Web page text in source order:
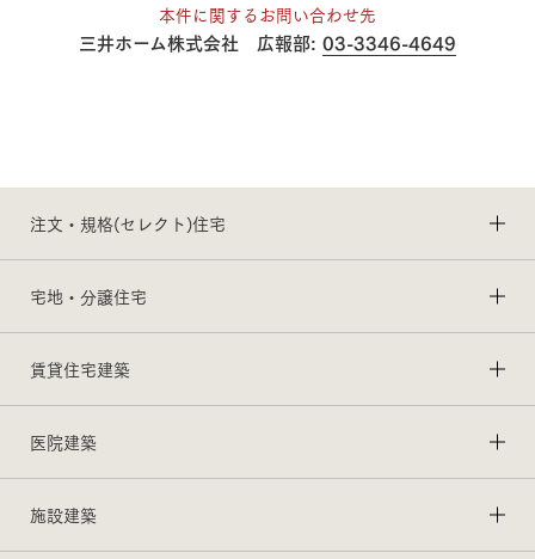
本件に関するお問い合わせ先
三井ホーム株式会社 広報部: 03-3346-4649
注文・規格(セレクト)住宅
宅地・分譲住宅
賃貸住宅建築
医院建築
施設建築